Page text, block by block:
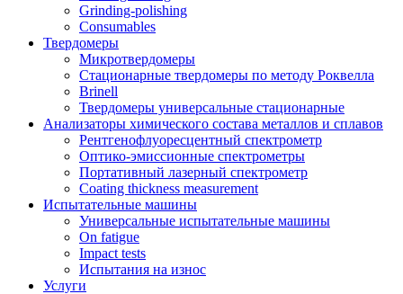
Grinding-polishing
Consumables
Твердомеры
Микротвердомеры
Стационарные твердомеры по методу Роквелла
Brinell
Твердомеры универсальные стационарные
Анализаторы химического состава металлов и сплавов
Рентгенофлуоресцентный спектрометр
Оптико-эмиссионные спектрометры
Портативный лазерный спектрометр
Coating thickness measurement
Испытательные машины
Универсальные испытательные машины
On fatigue
Impact tests
Испытания на износ
Услуги